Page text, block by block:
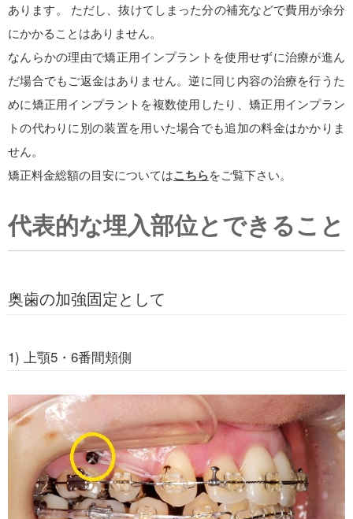
あります。 ただし、抜けてしまった分の補充などで費用が余分
にかかることはありません。
なんらかの理由で矯正用インプラントを使用せずに治療が進ん
だ場合でもご返金はありません。逆に同じ内容の治療を行うた
めに矯正用インプラントを複数使用したり、矯正用インプラン
トの代わりに別の装置を用いた場合でも追加の料金はかかりま
せん。
矯正料金総額の目安についてはこちらをご覧下さい。
代表的な埋入部位とできること
奥歯の加強固定として
1) 上顎5・6番間頬側